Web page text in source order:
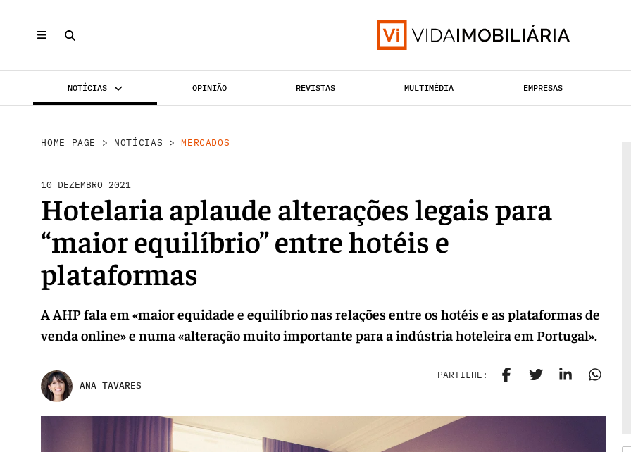
NOTÍCIAS OPINIÃO REVISTAS MULTIMÉDIA EMPRESAS
HOME PAGE > NOTÍCIAS >MERCADOS
10 DEZEMBRO 2021
Hotelaria aplaude alterações legais para
“maior equilíbrio” entre hotéis e
plataformas
A AHP fala em «maior equidade e equilíbrio nas relações entre os hotéis e as plataformas de
venda online» e numa «alteração muito importante para a indústria hoteleira em Portugal».
ANA TAVARES
PARTILHE: